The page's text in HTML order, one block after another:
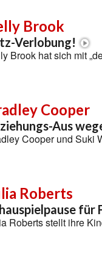
Brook
Verlobung!
Brook hat sich mit
Cooper
Aus
Cooper und Suki
Roberts
für
Roberts stellt ihre